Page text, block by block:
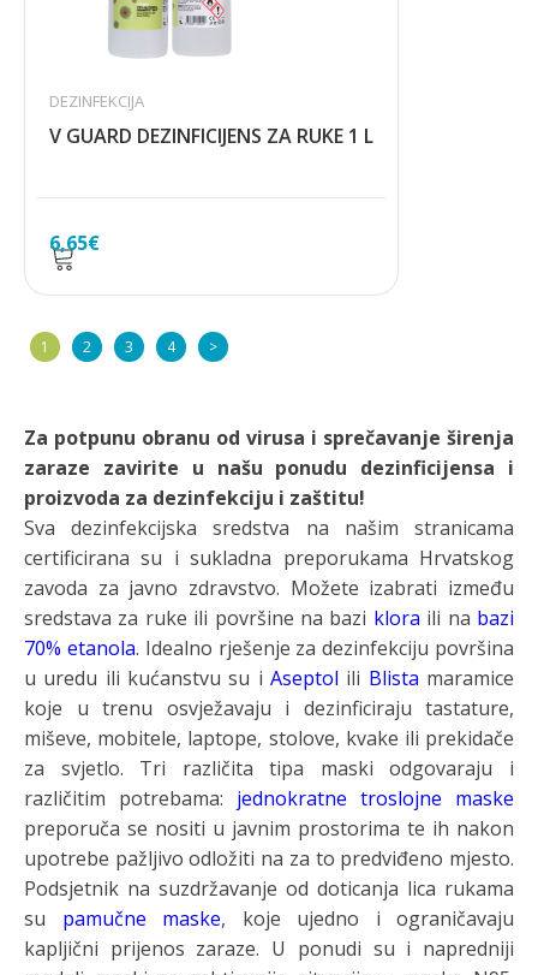
6,65€
DEZINFEKCIJA
V GUARD DEZINFICIJENS ZA RUKE 1 L
1 2 3 4 >
Za potpunu obranu od virusa i sprečavanje širenja
zaraze zavirite u našu ponudu dezinficijensa i
proizvoda za dezinfekciju i zaštitu!
Sva dezinfekcijska sredstva na našim stranicama
certificirana su i sukladna preporukama Hrvatskog
zavoda za javno zdravstvo. Možete izabrati između
sredstava za ruke ili površine na bazi klora ili na bazi
70% etanola. Idealno rješenje za dezinfekciju površina
u uredu ili kućanstvu su i Aseptol ili Blista maramice
koje u trenu osvježavaju i dezinficiraju tastature,
miševe, mobitele, laptope, stolove, kvake ili prekidače
za svjetlo. Tri različita tipa maski odgovaraju i
različitim potrebama: jednokratne troslojne maske
preporuča se nositi u javnim prostorima te ih nakon
upotrebe pažljivo odložiti na za to predviđeno mjesto.
Podsjetnik na suzdržavanje od doticanja lica rukama
su pamučne maske, koje ujedno i ograničavaju
kapljični prijenos zaraze. U ponudi su i napredniji